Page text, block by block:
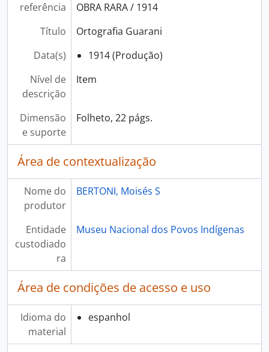
referência
OBRA RARA / 1914
Título
Ortografia Guarani
Data(s)
1914 (Produção)
Nível de
descrição
Item
Dimensão
e suporte
Folheto, 22 págs.
Área de contextualização
Nome do
produtor
BERTONI, Moisés S
Entidade
custodiado
ra
Museu Nacional dos Povos Indígenas
Área de condições de acesso e uso
Idioma do
material
espanhol